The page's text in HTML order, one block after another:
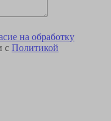
на обработку
с Политикой